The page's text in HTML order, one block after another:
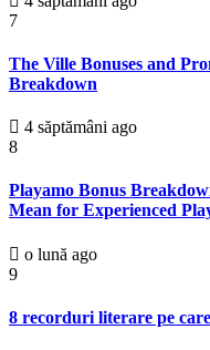
7
The Ville Bonuses and
Breakdown
4 săptămâni ago
8
Playamo Bonus
Mean for Experienced
o lună ago
9
8 recorduri literare pe